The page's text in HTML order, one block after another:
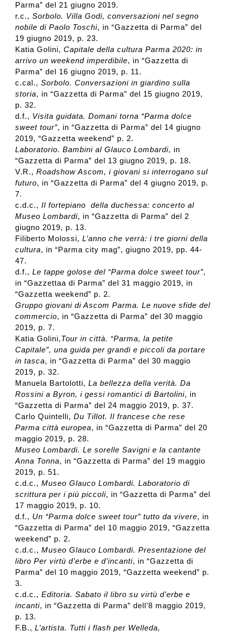
Parma” del 21 giugno 2019.
r.c., Sorbolo. Villa Godi, conversazioni nel segno
nobile di Paolo Toschi, in “Gazzetta di Parma” del
19 giugno 2019, p. 23.
Katia Golini, Capitale della cultura Parma 2020: in
arrivo un weekend imperdibile, in “Gazzetta di
Parma” del 16 giugno 2019, p. 11.
c.cal., Sorbolo. Conversazioni in giardino sulla
storia, in “Gazzetta di Parma” del 15 giugno 2019,
p. 32.
d.f., Visita guidata. Domani torna “Parma dolce
sweet tour”, in “Gazzetta di Parma” del 14 giugno
2019, “Gazzetta weekend” p. 2.
Laboratorio. Bambini al Glauco Lombardi, in
“Gazzetta di Parma” del 13 giugno 2019, p. 18.
V.R., Roadshow Ascom, i giovani si interrogano sul
futuro, in “Gazzetta di Parma” del 4 giugno 2019, p.
7.
c.d.c., Il fortepiano della duchessa: concerto al
Museo Lombardi, in “Gazzetta di Parma” del 2
giugno 2019, p. 13.
Filiberto Molossi, L’anno che verrà: i tre giorni della
cultura, in “Parma city mag”, giugno 2019, pp. 44-
47.
d.f., Le tappe golose del “Parma dolce sweet tour”,
in “Gazzettaa di Parma” del 31 maggio 2019, in
“Gazzetta weekend” p. 2.
Gruppo giovani di Ascom Parma. Le nuove sfide del
commercio, in “Gazzetta di Parma” del 30 maggio
2019, p. 7.
Katia Golini,Tour in città. “Parma, la petite
Capitale”, una guida per grandi e piccoli da portare
in tasca, in “Gazzetta di Parma” del 30 maggio
2019, p. 32.
Manuela Bartolotti, La bellezza della verità. Da
Rossini a Byron, i gessi romantici di Bartolini, in
“Gazzetta di Parma” del 24 maggio 2019, p. 37.
Carlo Quintelli, Du Tillot. Il francese che rese
Parma città europea, in “Gazzetta di Parma” del 20
maggio 2019, p. 28.
Museo Lombardi. Le sorelle Savigni e la cantante
Anna Tonna, in “Gazzetta di Parma” del 19 maggio
2019, p. 51.
c.d.c., Museo Glauco Lombardi. Laboratorio di
scrittura per i più piccoli, in “Gazzetta di Parma” del
17 maggio 2019, p. 10.
d.f., Un “Parma dolce sweet tour” tutto da vivere, in
“Gazzetta di Parma” del 10 maggio 2019, “Gazzetta
weekend” p. 2.
c.d.c., Museo Glauco Lombardi. Presentazione del
libro Per virtù d’erbe e d’incanti, in “Gazzetta di
Parma” del 10 maggio 2019, “Gazzetta weekend” p.
3.
c.d.c., Editoria. Sabato il libro su virtù d’erbe e
incanti, in “Gazzetta di Parma” dell’8 maggio 2019,
p. 13.
F.B., L’artista. Tutti i flash per Welleda,